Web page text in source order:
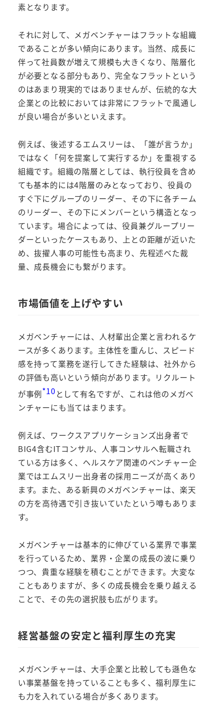
素となります。
それに対して、メガベンチャーはフラットな組織
であることが多い傾向にあります。当然、成長に
伴って社員数が増えて規模も大きくなり、階層化
が必要となる部分もあり、完全なフラットという
のはあまり現実的ではありませんが、伝統的な大
企業との比較においては非常にフラットで風通し
が良い場合が多いといえます。
例えば、後述するエムスリーは、「誰が言うか」
ではなく「何を提案して実行するか」を重視する
組織です。組織の階層としては、執行役員を含め
ても基本的には4階層のみとなっており、役員の
すぐ下にグループのリーダー、その下に各チーム
のリーダー、その下にメンバーという構造となっ
ています。場合によっては、役員兼グループリー
ダーといったケースもあり、上との距離が近いた
め、抜擢人事の可能性も高まり、先程述べた裁
量、成長機会にも繋がります。
市場価値を上げやすい
メガベンチャーには、人材輩出企業と言われるケ
ースが多くあります。主体性を重んじ、スピード
感を持って業務を遂行してきた経験は、社外から
の評価も高いという傾向があります。リクルート
が事例*10 として有名ですが、これは他のメガベ
ンチャーにも当てはまります。
例えば、ワークスアプリケーションズ出身者で
BIG4含むITコンサル、人事コンサルへ転職され
ている方は多く、ヘルスケア関連のベンチャー企
業ではエムスリー出身者の採用ニーズが高くあり
ます。また、ある新興のメガベンチャーは、楽天
の方を高待遇で引き抜いていたという噂もありま
す。
メガベンチャーは基本的に伸びている業界で事業
を行っているため、業界・企業の成長の波に乗り
つつ、貴重な経験を積むことができます。大変な
こともありますが、多くの成長機会を乗り越える
ことで、その先の選択肢も広がります。
経営基盤の安定と福利厚生の充実
メガベンチャーは、大手企業と比較しても遜色な
い事業基盤を持っていることも多く、福利厚生に
も力を入れている場合が多くあります。